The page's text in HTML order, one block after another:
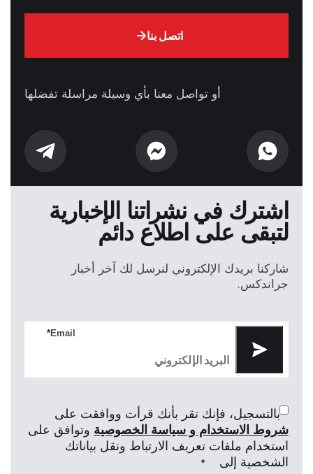
اتصل بنا
أو تواصل معنا بأي وسيلة مراسلة تفضلها
اشترك في نشراتنا الإخبارية
لتبقى على اطلاع دائم
شاركنا بريدك الإلكتروني لنرسل لك آخر أخبار
جراندكس.
Email
*
بالتسجيل، فإنك تقر بأنك قرأت ووافقت على
شروط الاستخدام و سياسة الخصوصية وتوافق على
استخدام ملفات تعريف الارتباط ونقل بياناتك
الشخصية إلى
*